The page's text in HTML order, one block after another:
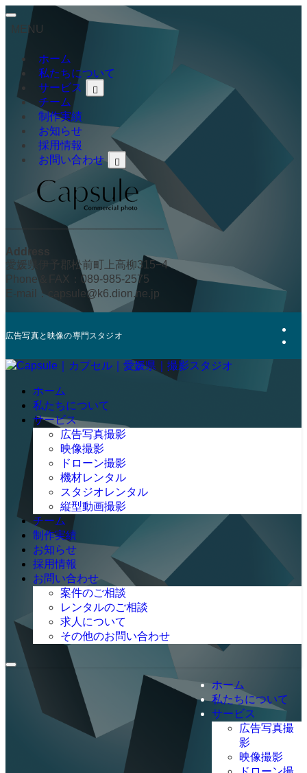
MENU
ホーム
私たちについて
サービス
チーム
制作実績
お知らせ
採用情報
お問い合わせ
─────────────────────
Address
愛媛県伊予郡松前町上高柳315−4
Phone＆FAX：089-985-2575
E-mail：capsule@k6.dion.ne.jp
広告写真と映像の専門スタジオ
ホーム
私たちについて
サービス
広告写真撮影
映像撮影
ドローン撮影
機材レンタル
スタジオレンタル
縦型動画撮影
チーム
制作実績
お知らせ
採用情報
お問い合わせ
案件のご相談
レンタルのご相談
求人について
その他のお問い合わせ
ホーム
私たちについて
サービス
広告写真撮
影
映像撮影